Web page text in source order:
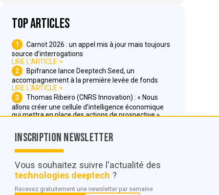
Top articles
1
Carnot 2026 : un appel mis à jour mais toujours
source d’interrogations
LIRE L'ARTICLE
2
Bpifrance lance Deeptech Seed, un
accompagnement à la première levée de fonds
LIRE L'ARTICLE
3
Thomas Ribeiro (CNRS Innovation) : « Nous
allons créer une cellule d’intelligence économique
qui mettra en place des actions de prospective »
© POC Media 2026
Tous droits réservés.
Inscription Newsletter
Vous souhaitez suivre l'actualité des
technologies deeptech ?
Recevez gratuitement une newsletter par semaine